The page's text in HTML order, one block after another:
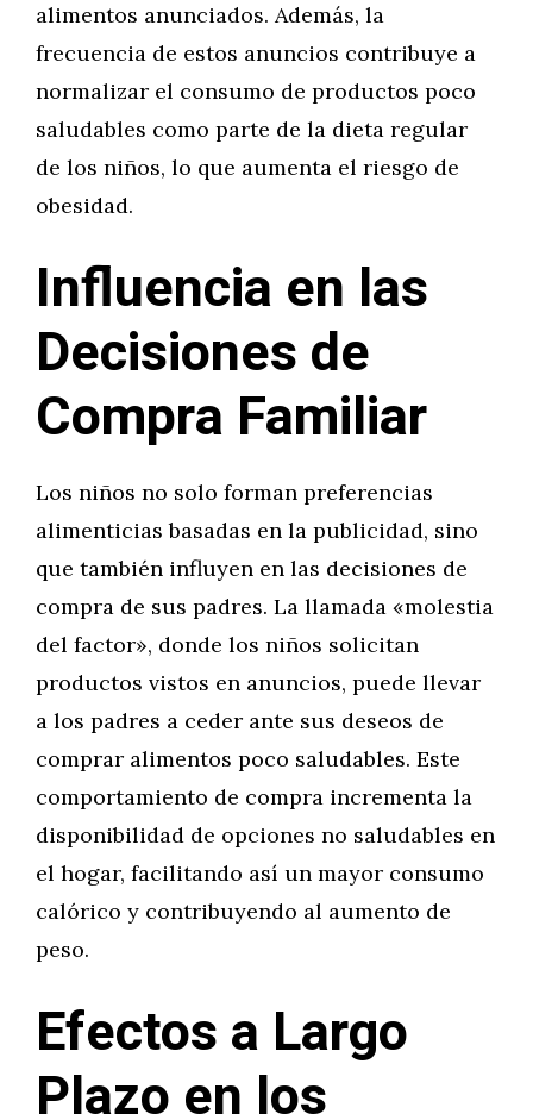
alimentos anunciados. Además, la
frecuencia de estos anuncios contribuye a
normalizar el consumo de productos poco
saludables como parte de la dieta regular
de los niños, lo que aumenta el riesgo de
obesidad.
Influencia en las
Decisiones de
Compra Familiar
Los niños no solo forman preferencias
alimenticias basadas en la publicidad, sino
que también influyen en las decisiones de
compra de sus padres. La llamada «molestia
del factor», donde los niños solicitan
productos vistos en anuncios, puede llevar
a los padres a ceder ante sus deseos de
comprar alimentos poco saludables. Este
comportamiento de compra incrementa la
disponibilidad de opciones no saludables en
el hogar, facilitando así un mayor consumo
calórico y contribuyendo al aumento de
peso.
Efectos a Largo
Plazo en los